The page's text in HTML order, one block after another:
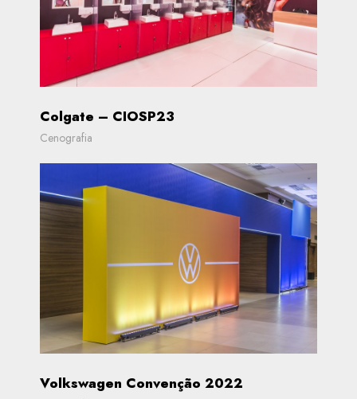
Colgate – CIOSP23
Cenografia
Volkswagen Convenção 2022